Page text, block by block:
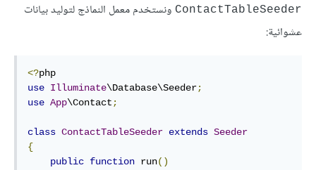
ContactTableSeeder ونستخدم معمل النماذج لتوليد بيانات
عشوائية:
<?
use Illuminate\Database\Seeder;
use App\Contact;
class ContactTableSeeder extends Seeder
{
public function run()